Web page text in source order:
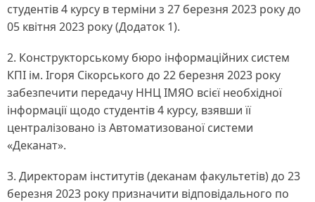
студентів 4 курсу в терміни з 27 березня 2023 року до
05 квітня 2023 року (Додаток 1).
2. Конструкторському бюро інформаційних систем
КПІ ім. Ігоря Сікорського до 22 березня 2023 року
забезпечити передачу ННЦ ІМЯО всієї необхідної
інформації щодо студентів 4 курсу, взявши її
централізовано із Автоматизованої системи
«Деканат».
3. Директорам інститутів (деканам факультетів) до 23
березня 2023 року призначити відповідального по